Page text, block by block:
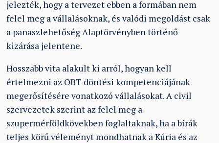
jelezték, hogy a tervezet ebben a formában nem
felel meg a vállalásoknak, és valódi megoldást csak
a panaszlehetőség Alaptörvényben történő
kizárása jelentene.
Hosszabb vita alakult ki arról, hogyan kell
értelmezni az OBT döntési kompetenciájának
megerősítésére vonatkozó vállalásokat. A civil
szervezetek szerint az felel meg a
szupermérföldkövekben foglaltaknak, ha a bírák
teljes körű véleményt mondhatnak a Kúria és az